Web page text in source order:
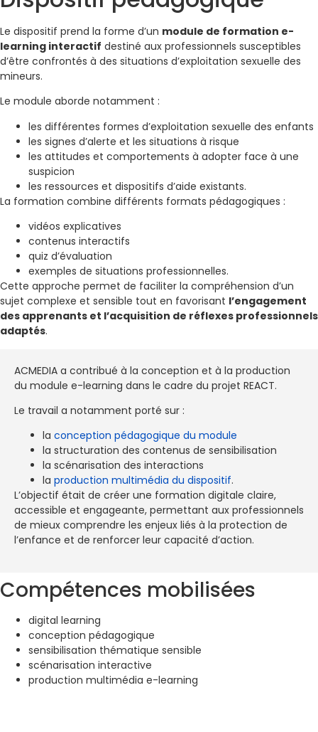
Le dispositif prend la forme d’un module de formation e-
learning interactif destiné aux professionnels susceptibles
d’être confrontés à des situations d’exploitation sexuelle des
mineurs.
Le module aborde notamment :
les différentes formes d’exploitation sexuelle des enfants
les signes d’alerte et les situations à risque
les attitudes et comportements à adopter face à une
suspicion
les ressources et dispositifs d’aide existants.
La formation combine différents formats pédagogiques :
vidéos explicatives
contenus interactifs
quiz d’évaluation
exemples de situations professionnelles.
Cette approche permet de faciliter la compréhension d’un
sujet complexe et sensible tout en favorisant l’engagement
des apprenants et l’acquisition de réflexes professionnels
adaptés.
ACMEDIA a contribué à la conception et à la production
du module e-learning dans le cadre du projet REACT.
Le travail a notamment porté sur :
la conception pédagogique du module
la structuration des contenus de sensibilisation
la scénarisation des interactions
la production multimédia du dispositif.
L’objectif était de créer une formation digitale claire,
accessible et engageante, permettant aux professionnels
de mieux comprendre les enjeux liés à la protection de
l’enfance et de renforcer leur capacité d’action.
Compétences mobilisées
digital learning
conception pédagogique
sensibilisation thématique sensible
scénarisation interactive
production multimédia e-learning